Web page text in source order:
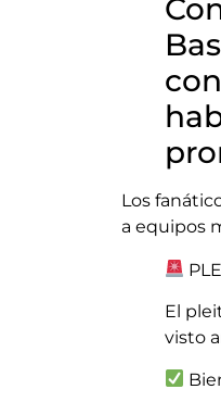
Los
a equipos
El
visto